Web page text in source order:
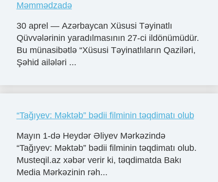
Məmmədzadə
30 aprel — Azərbaycan Xüsusi Təyinatlı
Qüvvələrinin yaradılmasının 27-ci ildönümüdür.
Bu münasibətlə “Xüsusi Təyinatlıların Qaziləri,
Şəhid ailələri ...
“Tağıyev: Məktəb” bədii filminin təqdimatı olub
Mayın 1-də Heydər Əliyev Mərkəzində
“Tağıyev: Məktəb” bədii filminin təqdimatı olub.
Musteqil.az xəbər verir ki, təqdimatda Bakı
Media Mərkəzinin rəh...